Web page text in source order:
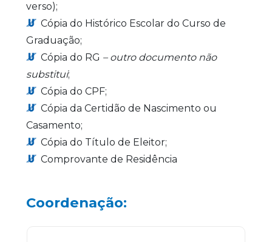
verso);
Cópia do Histórico Escolar do Curso de
Graduação;
Cópia do RG – outro documento não
substitui;
Cópia do CPF;
Cópia da Certidão de Nascimento ou
Casamento;
Cópia do Título de Eleitor;
Comprovante de Residência
Coordenação: